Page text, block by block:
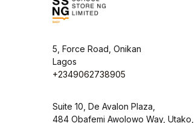
5, Force Road, Onikan
Lagos
+2349062738905
Suite 10, De Avalon Plaza,
484 Obafemi Awolowo Way, Utako,